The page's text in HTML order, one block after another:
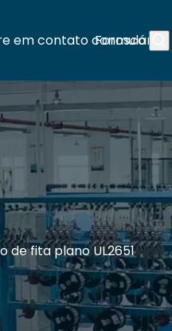
em contato conosco
Formulários
de fita plano UL2651